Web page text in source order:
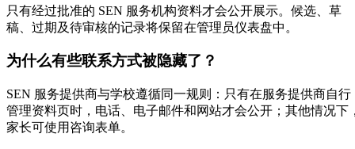
只有经过批准的 SEN 服务机构资料才会公开展示。候选、草
稿、过期及待审核的记录将保留在管理员仪表盘中。
为什么有些联系方式被隐藏了？
SEN 服务提供商与学校遵循同一规则：只有在服务提供商自行
管理资料页时，电话、电子邮件和网站才会公开；其他情况下
家长可使用咨询表单。